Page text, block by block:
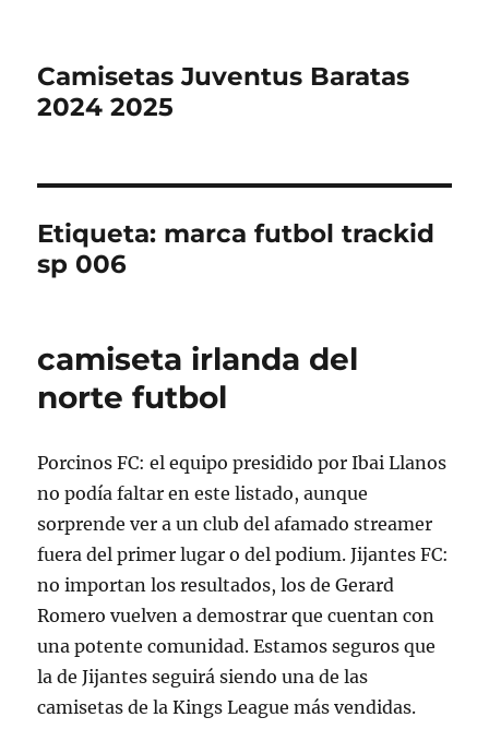
Camisetas Juventus Baratas
2024 2025
Etiqueta: marca futbol trackid
sp 006
camiseta irlanda del
norte futbol
Porcinos FC: el equipo presidido por Ibai Llanos
no podía faltar en este listado, aunque
sorprende ver a un club del afamado streamer
fuera del primer lugar o del podium. Jijantes FC:
no importan los resultados, los de Gerard
Romero vuelven a demostrar que cuentan con
una potente comunidad. Estamos seguros que
la de Jijantes seguirá siendo una de las
camisetas de la Kings League más vendidas.